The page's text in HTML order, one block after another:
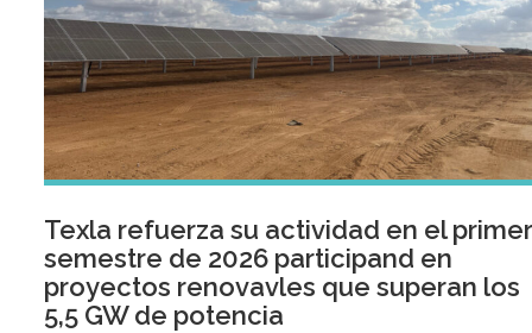
Texla refuerza su actividad en el
semestre de 2026 participand en
proyectos renovavles que superan los
5,5 GW de potencia